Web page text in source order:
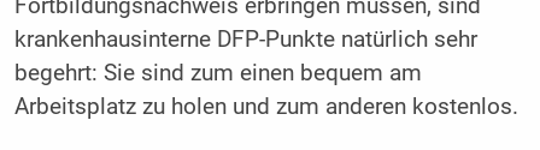
Fortbildungsnachweis erbringen müssen, sind
krankenhausinterne DFP-Punkte natürlich sehr
begehrt: Sie sind zum einen bequem am
Arbeitsplatz zu holen und zum anderen kostenlos.